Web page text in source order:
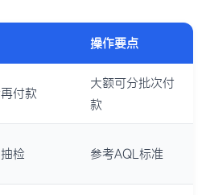
操作要点
付款
大额可分批次付
款
检 参考AQL标准